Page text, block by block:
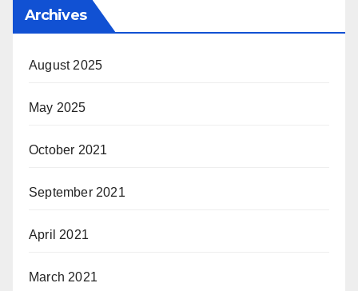
Archives
August 2025
May 2025
October 2021
September 2021
April 2021
March 2021